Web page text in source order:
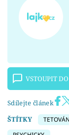
VSTOUPIT
Sdílejte článek
ŠTÍTKY